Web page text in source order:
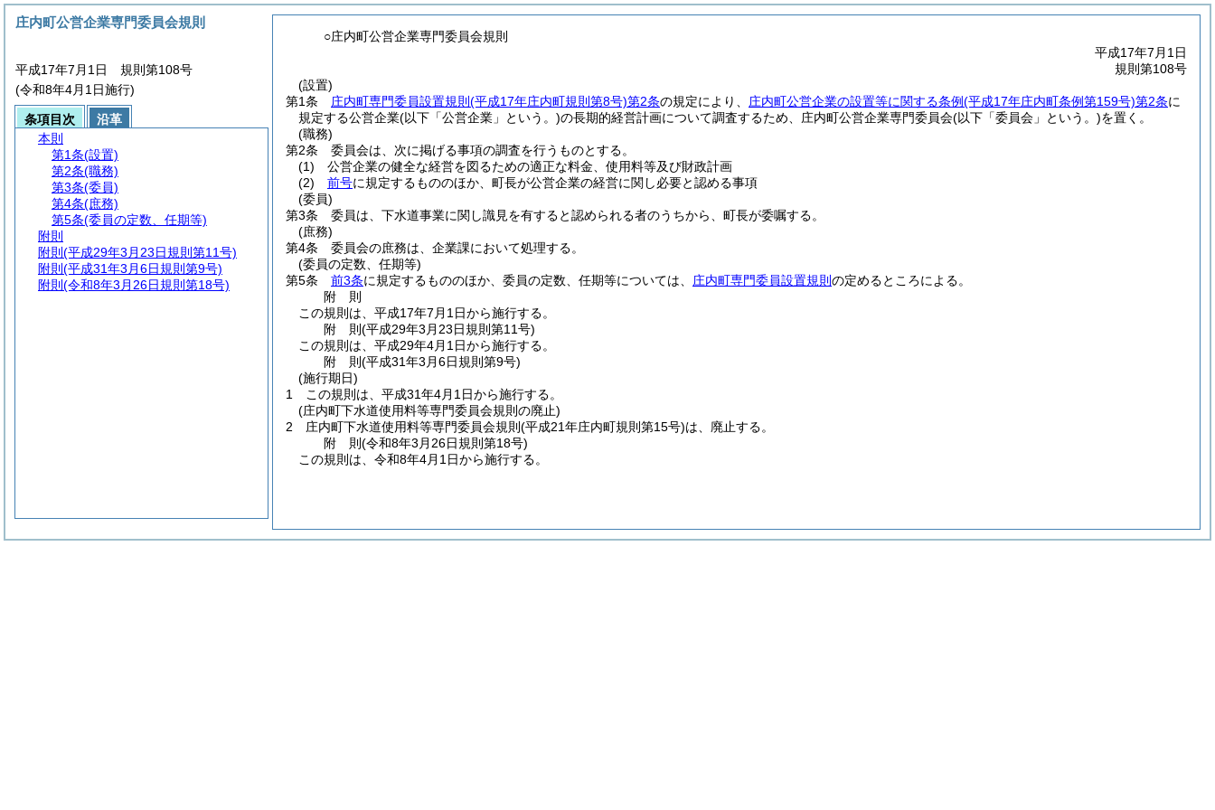
○庄内町公営企業専門委員会規則
平成17年7月1日
規則第108号
(設置)
第1条
庄内町専門委員設置規則 (平成17年庄内町規則第8号)第2条の規定により、 庄内町公営企業の設置等に関する条例(平成17年庄内町条例第159号)第2条に
規定する公営企業(以下「公営企業」という。)の長期的経営計画について調査するため、庄内町公営企業専門委員会(以下「委員会」という。)を置く。
(職務)
第2条
委員会は、次に掲げる事項の調査を行うものとする。
(1)
公営企業の健全な経営を図るための適正な料金、使用料等及び財政計画
(2)
前号に規定するもののほか、町長が公営企業の経営に関し必要と認める事項
(委員)
第3条
委員は、下水道事業に関し識見を有すると認められる者のうちから、町長が委嘱する。
(庶務)
第4条
委員会の庶務は、企業課において処理する。
(委員の定数、任期等)
第5条
前3条に規定するもののほか、委員の定数、任期等については、 庄内町専門委員設置規則 の定めるところによる。
附 則
この規則は、平成17年7月1日から施行する。
附 則(平成29年3月23日規則第11号)
この規則は、平成29年4月1日から施行する。
附 則(平成31年3月6日規則第9号)
(施行期日)
1
この規則は、平成31年4月1日から施行する。
(庄内町下水道使用料等専門委員会規則の廃止)
2
庄内町下水道使用料等専門委員会規則 (平成21年庄内町規則第15号)は、廃止する。
附 則(令和8年3月26日規則第18号)
この規則は、令和8年4月1日から施行する。
庄内町公営企業専門委員会規則
平成17年7月1日 規則第108号
(令和8年4月1日施行)
条項目次
沿革
本則
第1条(設置)
第2条(職務)
第3条(委員)
第4条(庶務)
第5条(委員の定数、任期等)
附則
附則 (平成29年3月23日規則第11号)
附則 (平成31年3月6日規則第9号)
附則 (令和8年3月26日規則第18号)